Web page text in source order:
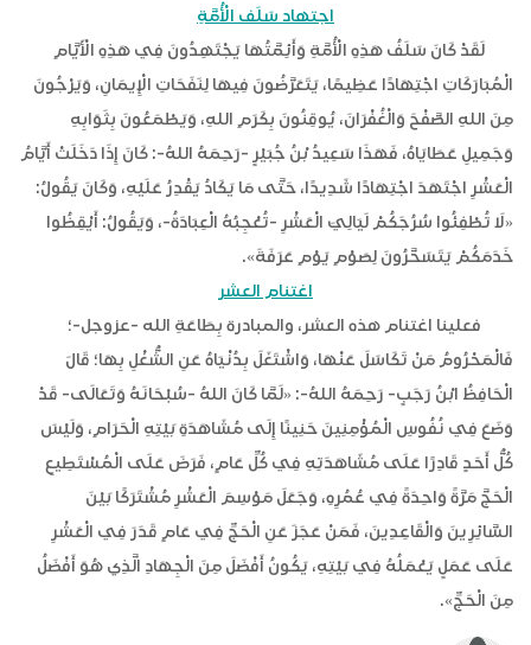
اجتهاد سَلَف الْأُمَّةِ
لَقَدْ كَانَ سَلَفُ هَذِهِ الْأُمَّةِ وَأَئِمَّتُهَا يَجْتَهِدُونَ فِي هَذِهِ الْأَيَّامِ
الْمُبَارَكَاتِ اجْتِهَادًا عَظِيمًا، يَتَعَرَّضُونَ فِيهَا لِنَفَحَاتِ الْإِيمَانِ، وَيَرْجُونَ
مِنَ اللهِ الصَّفْحَ وَالْغُفْرَانَ، يُوقِنُونَ بِكَرَمِ اللهِ، وَيَطْمَعُونَ بِثَوَابِهِ
وَجَمِيلِ عَطَايَاهُ، فَهَذَا سَعِيدُ بْنُ جُبَيْرٍ -رَحِمَهُ اللهُ-: كَانَ إِذَا دَخَلَتْ أَيَّامُ
الْعَشْرِ اجْتَهَدَ اجْتِهَادًا شَدِيدًا، حَتَّى مَا يَكَادُ يَقْدِرُ عَلَيْهِ، وَكَانَ يَقُولُ:
«لَا تُطْفِئُوا سُرُجَكُمْ لَيَالِيَ الْعَشْرِ -تُعْجِبُهُ الْعِبَادَةُ-، وَيَقُولُ: أَيْقِظُوا
خَدَمَكُمْ يَتَسَحَّرُونَ لِصَوْمِ يَوْمِ عَرَفَةَ».
اغتنام العشر
فعلينا اغتنام هذه العشر، والمبادرة بِطَاعَةِ الله -عزوجل-؛
فَالْمَحْرُومُ مَنْ تَكَاسَلَ عَنْهَا، وَاشْتَغَلَ بِدُنْيَاهُ عَنِ الشُّغْلِ بِهَا؛ قَالَ
الْحَافِظُ ابْنُ رَجَبٍ- رَحِمَهُ اللهُ-: «لَمَّا كَانَ اللهُ -سُبْحَانَهُ وَتَعَالَى- قَدْ
وَضَعَ فِي نُفُوسِ الْمُؤْمِنِينَ حَنِينًا إِلَى مُشَاهَدَةِ بَيْتِهِ الْحَرَامِ، وَلَيْسَ
كُلُّ أَحَدٍ قَادِرًا عَلَى مُشَاهَدَتِهِ فِي كُلِّ عَامٍ، فَرَضَ عَلَى الْمُسْتَطِيعِ
الْحَجَّ مَرَّةً وَاحِدَةً فِي عُمُرِهِ، وَجَعَلَ مَوْسِمَ الْعَشْرِ مُشْتَرَكًا بَيْنَ
السَّائِرِينَ وَالْقَاعِدِينَ، فَمَنْ عَجَزَ عَنِ الْحَجِّ فِي عَامٍ قَدَرَ فِي الْعَشْرِ
عَلَى عَمَلٍ يَعْمَلُهُ فِي بَيْتِهِ، يَكُونُ أَفْضَلَ مِنَ الْجِهَادِ الَّذِي هُوَ أَفْضَلُ
مِنَ الْحَجِّ».